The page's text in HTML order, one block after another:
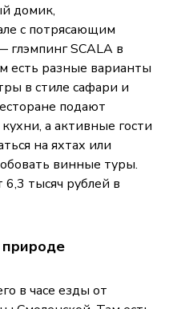
домик,
с потрясающим
SCALA в
есть разные варианты
в стиле сафари и
подают
а активные гости
на яхтах или
винные туры.
тысяч рублей в
природе
в часе езды от